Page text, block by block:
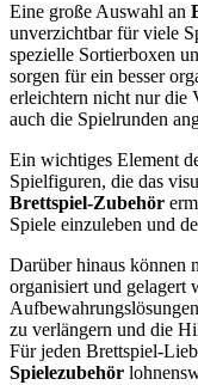
Eine große Auswahl an
unverzichtbar für viele
spezielle Sortierboxen
sorgen für ein besser
erleichtern nicht nur die
auch die Spielrunden
Ein wichtiges Element
Spielfiguren, die das
Brettspiel-Zubehör
Spiele einzuleben und
Darüber hinaus können
organisiert und gelagert
zu verlängern und die
Für jeden Brettspiel-
Spielezubehör